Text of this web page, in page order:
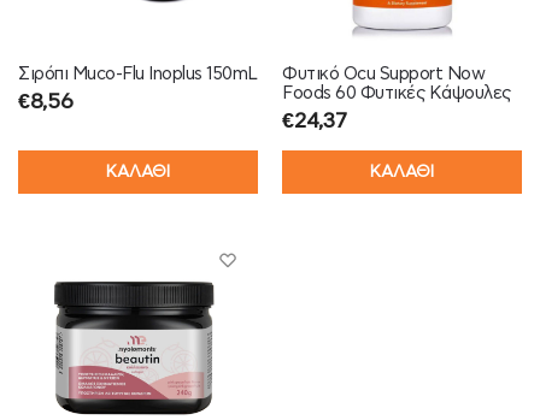
Σιρόπι Muco-Flu Inoplus 150mL
€8,56
ΚΑΛΑΘΙ
Φυτικό Ocu Support Now
Foods 60 Φυτικές Κάψουλες
€24,37
ΚΑΛΑΘΙ